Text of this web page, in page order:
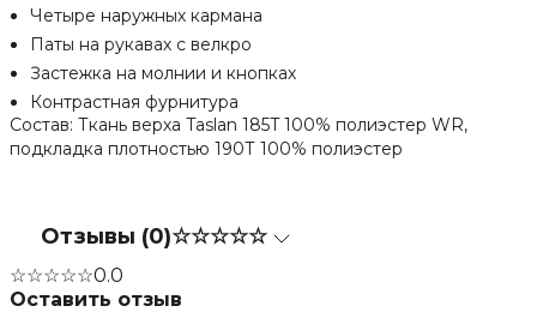
Четыре наружных кармана
Паты на рукавах с велкро
Застежка на молнии и кнопках
Контрастная фурнитура
Состав: Ткань верха Taslan 185T 100% полиэстер WR,
подкладка плотностью 190Т 100% полиэстер
Отзывы (0)☆☆☆☆☆
☆☆☆☆☆0.0
Оставить отзыв